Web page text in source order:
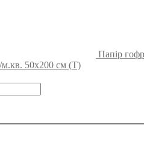
Папір
м.кв. 50х200 см (Т)